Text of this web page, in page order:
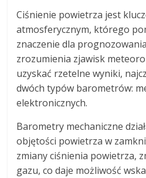
Ciśnienie powietrza jest
atmosferycznym, którego
znaczenie dla
zrozumienia zjawisk
uzyskać rzetelne wyniki,
dwóch typów barometrów:
elektronicznych.
Barometry mechaniczne
objętości powietrza w
zmiany ciśnienia powietrza,
gazu, co daje możliwość